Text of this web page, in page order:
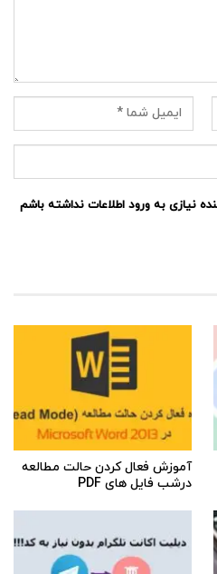
نیازی به ورود اطلاعات نداشته باشم
آموزش فعال کردن حالت مطالعه
درشب فایل های PDF